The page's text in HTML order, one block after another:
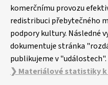
komerčnímu provozu
redistribuci přebytečného
podpory kultury. Následné
dokumentuje stránka
publikujeme v "událostech".
❯ Materiálové statistiky k